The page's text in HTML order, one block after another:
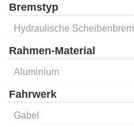
Bremstyp
Hydraulische
Rahmen-Material
Aluminium
Fahrwerk
Gabel